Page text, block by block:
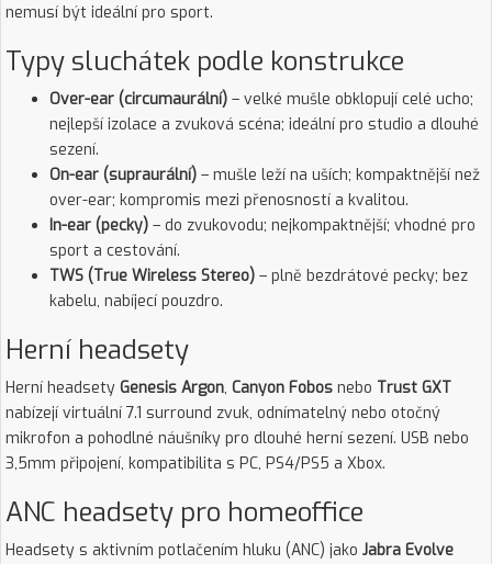
nemusí být ideální pro sport.
Typy sluchátek podle konstrukce
Over-ear (circumaurální) – velké mušle obklopují celé ucho;
nejlepší izolace a zvuková scéna; ideální pro studio a dlouhé
sezení.
On-ear (supraurální) – mušle leží na uších; kompaktnější než
over-ear; kompromis mezi přenosností a kvalitou.
In-ear (pecky) – do zvukovodu; nejkompaktnější; vhodné pro
sport a cestování.
TWS (True Wireless Stereo) – plně bezdrátové pecky; bez
kabelu, nabíjecí pouzdro.
Herní headsety
Herní headsety Genesis Argon, Canyon Fobos nebo Trust GXT
nabízejí virtuální 7.1 surround zvuk, odnímatelný nebo otočný
mikrofon a pohodlné náušníky pro dlouhé herní sezení. USB nebo
3,5mm připojení, kompatibilita s PC, PS4/PS5 a Xbox.
ANC headsety pro homeoffice
Headsety s aktivním potlačením hluku (ANC) jako Jabra Evolve